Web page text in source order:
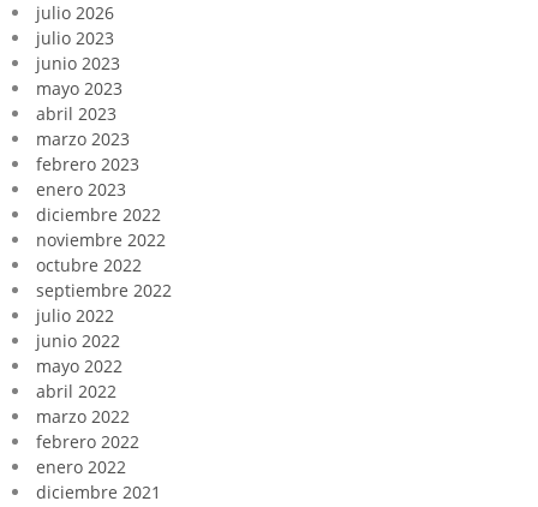
julio 2026
julio 2023
junio 2023
mayo 2023
abril 2023
marzo 2023
febrero 2023
enero 2023
diciembre 2022
noviembre 2022
octubre 2022
septiembre 2022
julio 2022
junio 2022
mayo 2022
abril 2022
marzo 2022
febrero 2022
enero 2022
diciembre 2021